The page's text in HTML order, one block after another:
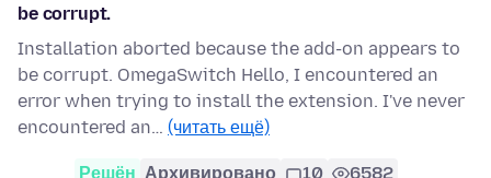
be corrupt.
Installation aborted because the add-on appears to
be corrupt. OmegaSwitch Hello, I encountered an
error when trying to install the extension. I've never
encountered an… (читать ещё)
Решён Архивировано 10 6582